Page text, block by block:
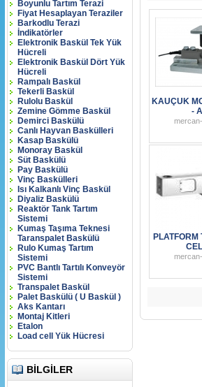
Boyunlu Tartım Terazi
Fiyat Hesaplayan Teraziler
Barkodlu Terazi
İndikatörler
Elektronik Baskül Tek Yük
Hücreli
Elektronik Baskül Dört Yük
Hücreli
Rampalı Baskül
Tekerli Baskül
Rulolu Baskül
Zemine Gömme Baskül
Demirci Baskülü
Canlı Hayvan Baskülleri
Kasap Baskülü
Monoray Baskül
Süt Baskülü
Pay Baskülü
Vinç Baskülleri
Isı Kalkanlı Vinç Baskül
Diyaliz Baskülü
Reaktör Tank Tartım
Sistemi
Kumaş Taşıma Teknesi
Taranspalet Baskülü
Rulo Kumaş Tartım
Sistemi
PVC Bantlı Tartılı Konveyör
Sistemi
Transpalet Baskül
Palet Baskülü ( U Baskül )
Aks Kantarı
Montaj Kitleri
Etalon
Load cell Yük Hücresi
BILGILER
KAUÇUK
- A
PLATFORM